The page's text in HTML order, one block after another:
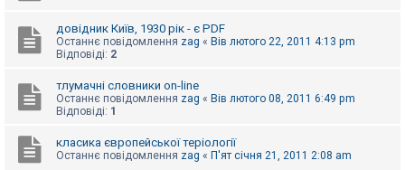
довідник Київ, 1930 рік - є PDF
Останнє повідомлення zag « Вів лютого 22, 2011 4:13 pm
Відповіді: 2
тлумачні словники on-line
Останнє повідомлення zag « Вів лютого 08, 2011 6:49 pm
Відповіді: 1
класика європейської теріології
Останнє повідомлення zag « П'ят січня 21, 2011 2:08 am